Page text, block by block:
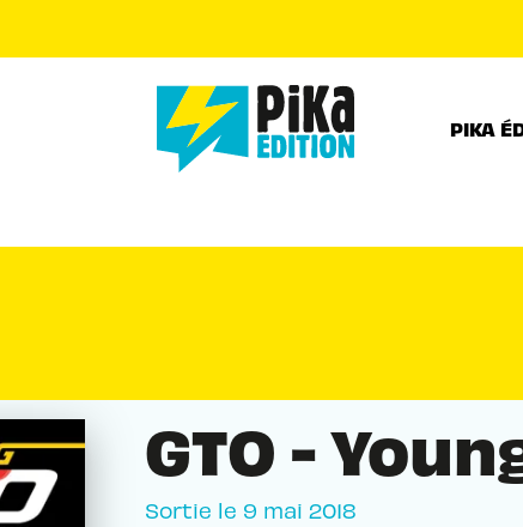
PIKA
GTO -
Sortie le 9 mai 2018